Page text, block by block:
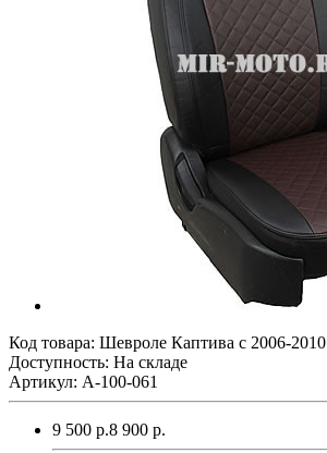
Код товара: Шевроле Каптива с 2006-2010
Доступность: На складе
Артикул: A-100-061
9 500 р.8 900 р.